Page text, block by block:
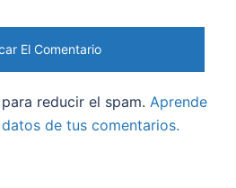
reducir el spam. Aprende
de tus comentarios.